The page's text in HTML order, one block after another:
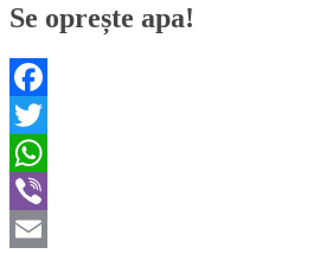
Se oprește apa!
Facebook
Twitter
WhatsApp
Viber